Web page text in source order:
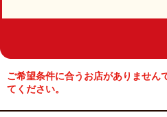
ご希望条件に合うお店がありません
てください。